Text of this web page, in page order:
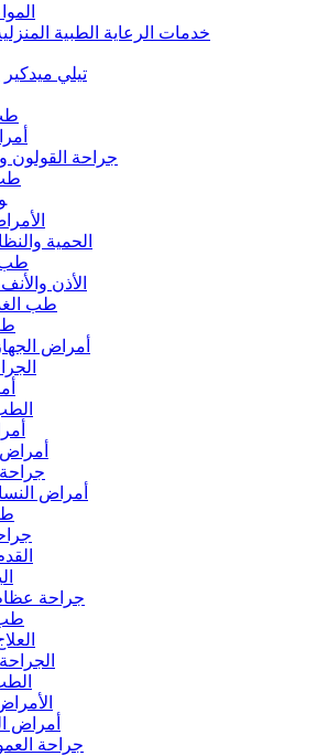
خدمات الرعاية الطبية
تيلي ميدكير
جراحة القولون
الحمية
طب
الأذن
طب
أمراض
أمراض
جراحة
طب
أمراض
جراحة